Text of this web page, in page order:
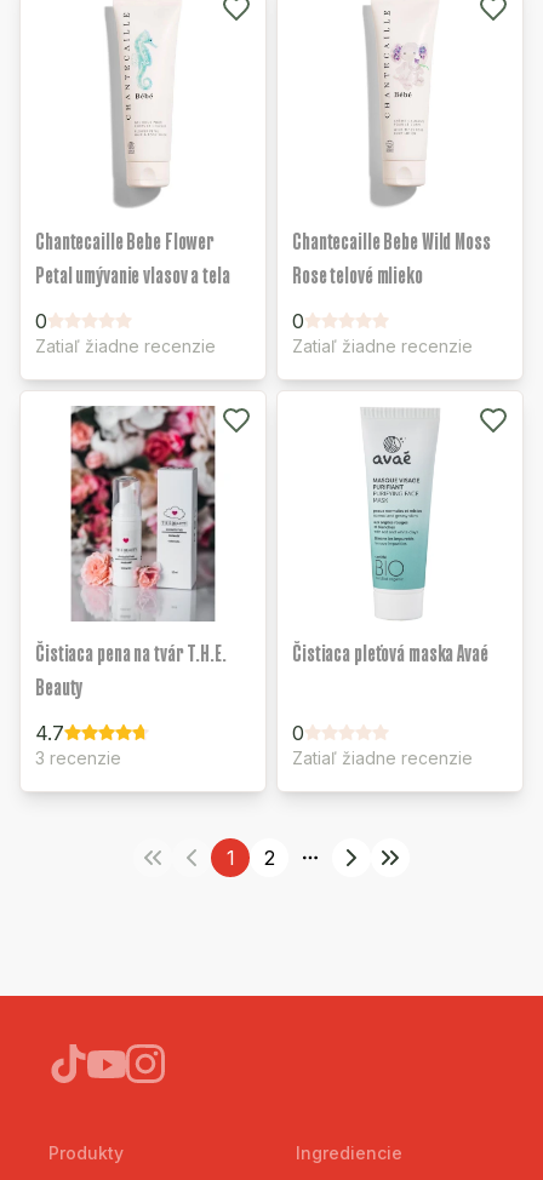
Chantecaille Bebe Flower
Petal umývanie vlasov a tela
0
Zatiaľ žiadne recenzie
Chantecaille Bebe Wild Moss
Rose telové mlieko
0
Zatiaľ žiadne recenzie
Čistiaca pena na tvár T.H.E.
Beauty
4.7
3 recenzie
Čistiaca pleťová maska Avaé
0
Zatiaľ žiadne recenzie
1 2
More pages
Produkty Ingrediencie